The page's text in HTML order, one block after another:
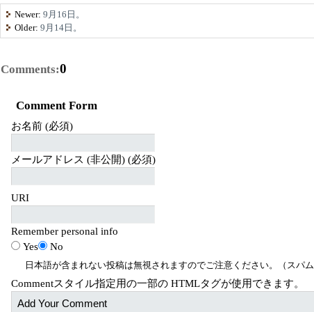
Newer:9月16日。
Older:9月14日。
Comments:0
Comment Form
お名前 (必須)
メールアドレス (非公開) (必須)
URI
Remember personal info
Yes
No
日本語が含まれない投稿は無視されますのでご注意ください。（スパ
Commentスタイル指定用の一部の HTMLタグが使用できます。